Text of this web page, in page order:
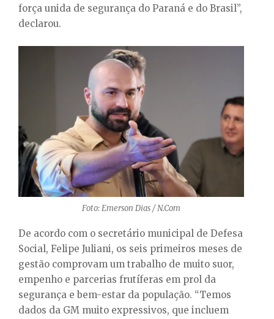
força unida de segurança do Paraná e do Brasil”,
declarou.
Foto: Emerson Dias / N.Com
De acordo com o secretário municipal de Defesa
Social, Felipe Juliani, os seis primeiros meses de
gestão comprovam um trabalho de muito suor,
empenho e parcerias frutíferas em prol da
segurança e bem-estar da população. “Temos
dados da GM muito expressivos, que incluem